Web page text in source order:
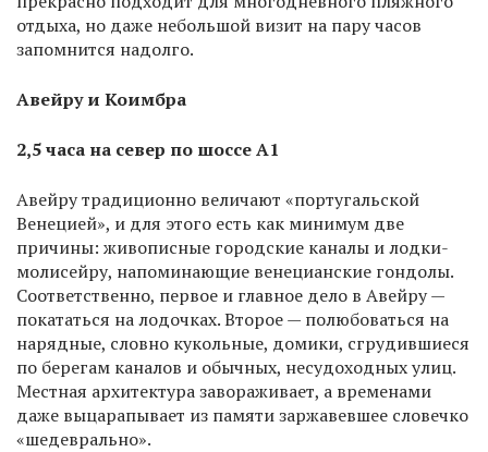
отдыха, но даже небольшой визит на пару часов
запомнится надолго.
Авейру и Коимбра
2,5 часа на север по шоссе А1
Авейру традиционно величают «португальской
Венецией», и для этого есть как минимум две
причины: живописные городские каналы и лодки-
молисейру, напоминающие венецианские гондолы.
Соответственно, первое и главное дело в Авейру —
покататься на лодочках. Второе — полюбоваться на
нарядные, словно кукольные, домики, сгрудившиеся
по берегам каналов и обычных, несудоходных улиц.
Местная архитектура завораживает, а временами
даже выцарапывает из памяти заржавевшее словечко
«шедеврально».